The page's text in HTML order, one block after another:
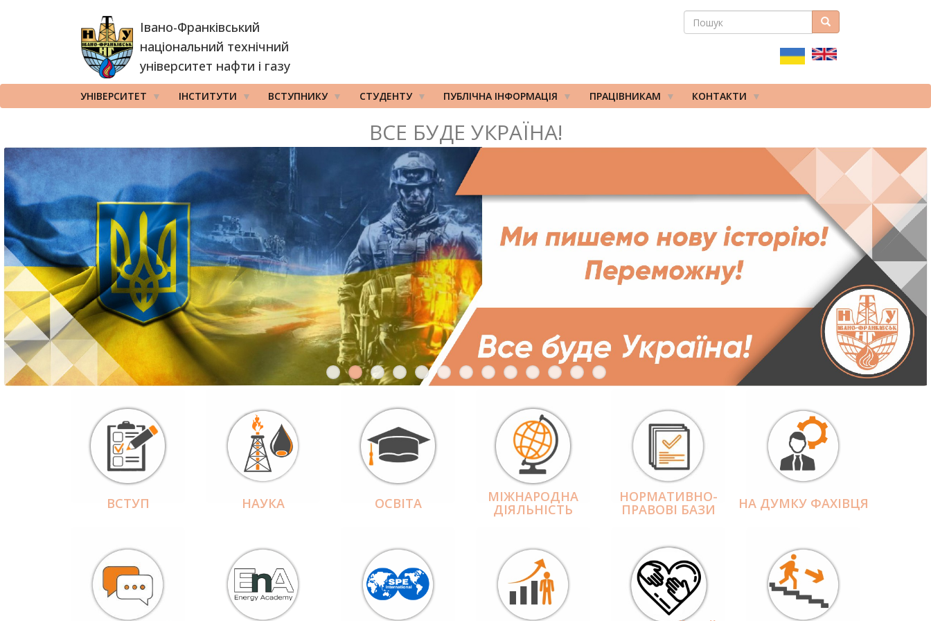
Івано-Франківський
національний технічний
університет нафти і газу
ПОШУКОВА
ПОШУК Пошук
УНІВЕРСИТЕТ ІНСТИТУТИ ВСТУПНИКУ СТУДЕНТУ ПУБЛІЧНА ІНФОРМАЦІЯ ПРАЦІВНИКАМ КОНТАКТИ
ВСЕ БУДЕ УКРАЇНА!
ВСТУП НАУКА ОСВІТА МІЖНАРОДНА
ДІЯЛЬНІCТЬ
НОРМАТИВНО-
ПРАВОВІ БАЗИ НА ДУМКУ ФАХІВЦЯ